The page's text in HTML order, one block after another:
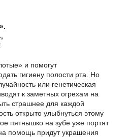
и помогут
гигиену полости рта. Но
или генетическая
к заметных огрехам на
страшнее для каждой
открыто улыбнуться этому
пятнышко на зубе уже портят
помощь придут украшения